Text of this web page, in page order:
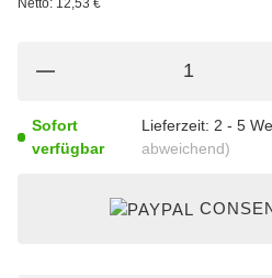
Sofort
verfügbar
Lieferzeit: 2 - 5
abweichend)